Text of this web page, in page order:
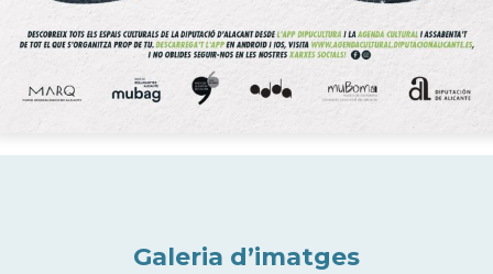
Galeria d’imatges